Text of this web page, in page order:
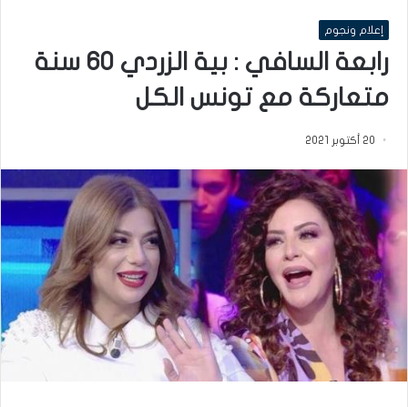
إعلام ونجوم
رابعة السافي : بية الزردي 60 سنة
متعاركة مع تونس الكل
20 أكتوبر 2021